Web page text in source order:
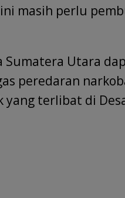
masih perlu
Sumatera Utara
peredaran
terlibat di